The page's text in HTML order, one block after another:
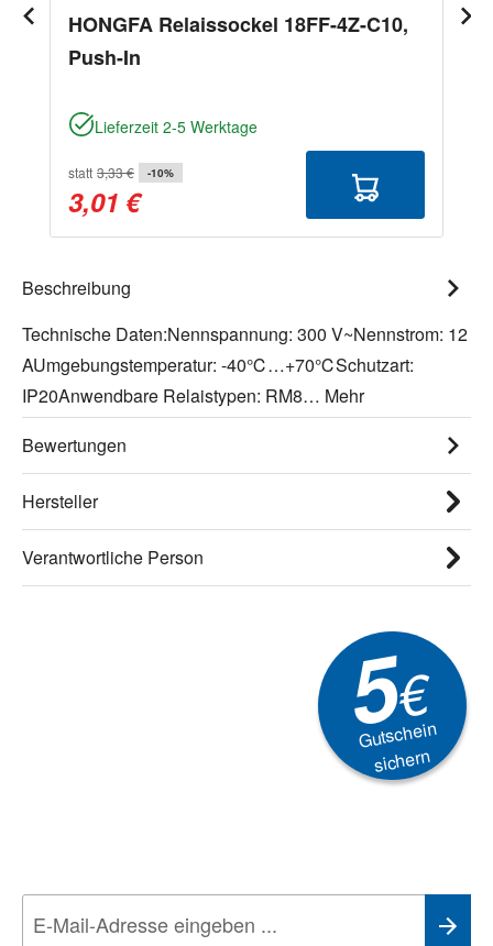
HONGFA Relaissockel 18FF-4Z-C10,
Push-In
Lieferzeit 2-5 Werktage
statt 3,33 € -10%
3,01 €
Beschreibung
Technische Daten:Nennspannung: 300 V~Nennstrom: 12
AUmgebungstemperatur: -40℃…+70℃Schutzart:
IP20Anwendbare Relaistypen: RM8… Mehr
Bewertungen
Hersteller
Verantwortliche Person
5€
Gutschein
sichern